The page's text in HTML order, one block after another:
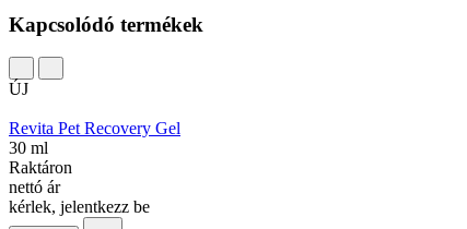
Kapcsolódó termékek
ÚJ
Revita Pet Recovery Gel
30 ml
Raktáron
nettó ár
kérlek, jelentkezz be